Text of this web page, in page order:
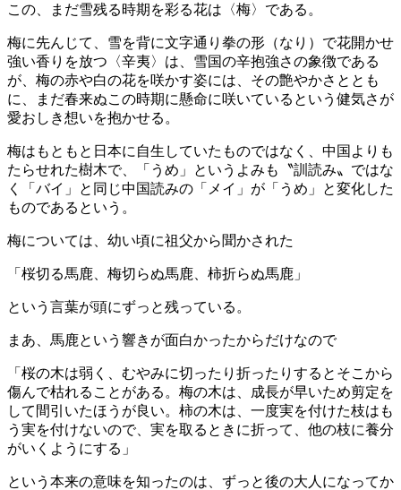
この、まだ雪残る時期を彩る花は〈梅〉である。
梅に先んじて、雪を背に文字通り拳の形（なり）で花開かせ
強い香りを放つ〈辛夷〉は、雪国の辛抱強さの象徴である
が、梅の赤や白の花を咲かす姿には、その艶やかさととも
に、まだ春来ぬこの時期に懸命に咲いているという健気さが
愛おしき想いを抱かせる。
梅はもともと日本に自生していたものではなく、中国よりも
たらせれた樹木で、「うめ」というよみも〝訓読み〟ではな
く「バイ」と同じ中国読みの「メイ」が「うめ」と変化した
ものであるという。
梅については、幼い頃に祖父から聞かされた
「桜切る馬鹿、梅切らぬ馬鹿、柿折らぬ馬鹿」
という言葉が頭にずっと残っている。
まあ、馬鹿という響きが面白かったからだけなので
「桜の木は弱く、むやみに切ったり折ったりするとそこから
傷んで枯れることがある。梅の木は、成長が早いため剪定を
して間引いたほうが良い。柿の木は、一度実を付けた枝はも
う実を付けないので、実を取るときに折って、他の枝に養分
がいくようにする」
という本来の意味を知ったのは、ずっと後の大人になってか